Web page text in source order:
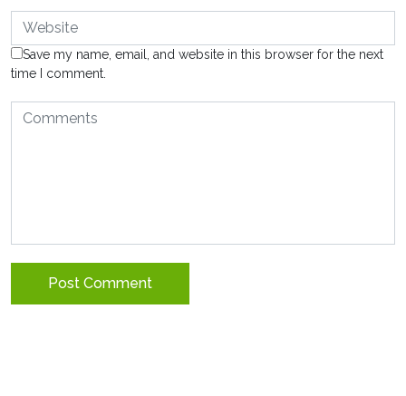
Save my name, email, and website in this browser for the next
time I comment.